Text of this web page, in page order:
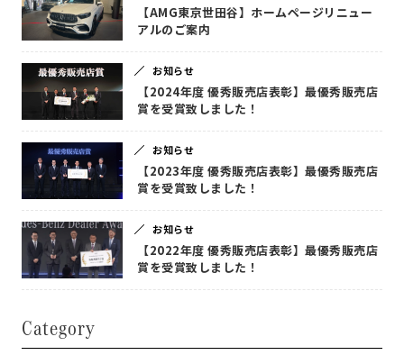
【AMG東京世田谷】ホームページリニュー
アルのご案内
お知らせ
【2024年度 優秀販売店表彰】最優秀販売店
賞を受賞致しました！
お知らせ
【2023年度 優秀販売店表彰】最優秀販売店
賞を受賞致しました！
お知らせ
【2022年度 優秀販売店表彰】最優秀販売店
賞を受賞致しました！
Category